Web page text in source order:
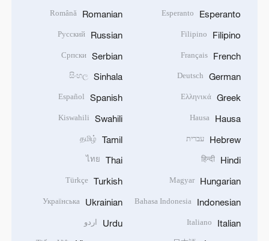
Esperanto
Esperanto
Filipino
Filipino
French
Français
German
Deutsch
Greek
Ελληνικά
Hausa
Hausa
Hebrew עברית
Hindi
हिन्दी
Hungarian
Magyar
Indonesian
Bahasa Indonesia
Italian
Italiano
Romanian
Română
Russian
Русский
Serbian
Српски
Sinhala
සිංහල
Spanish
Español
Swahili
Kiswahili
Tamil
தமிழ்
Thai
ไทย
Turkish
Türkçe
Ukrainian
Українська
Urdu اردو